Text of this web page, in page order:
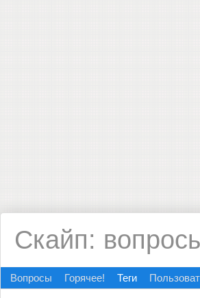
Скайп:
Вопросы Горячее! Теги